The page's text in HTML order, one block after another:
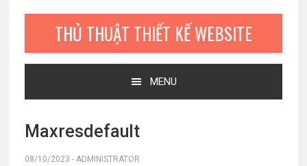
THỦ THUẬT THIẾT KẾ WEBSITE
MENU
Maxresdefault
08/10/2023 - ADMINISTRATOR